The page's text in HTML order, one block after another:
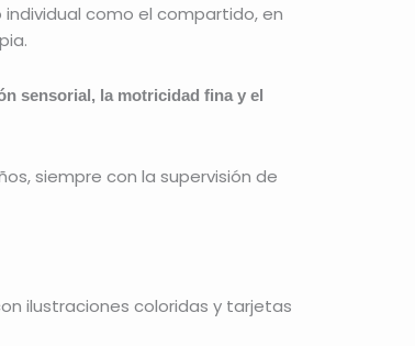
como el compartido, en
sensorial, la motricidad fina y el
siempre con la supervisión de
ilustraciones coloridas y tarjetas